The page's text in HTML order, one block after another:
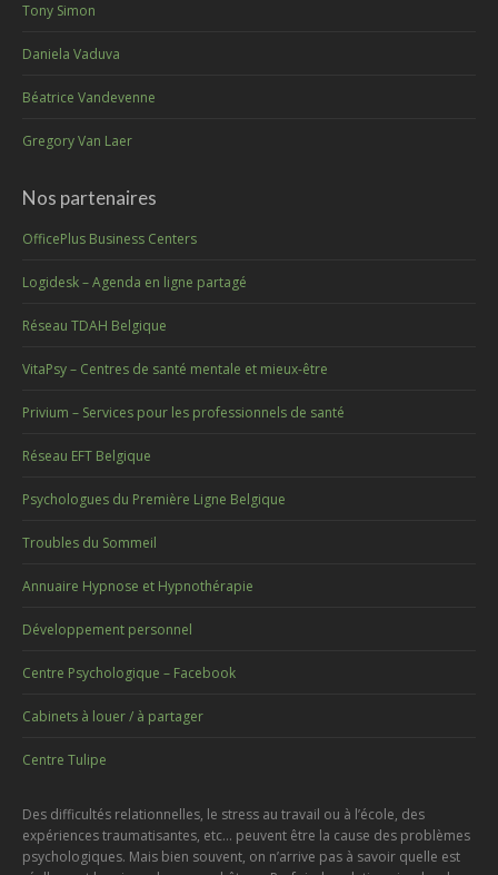
Tony Simon
Daniela Vaduva
Béatrice Vandevenne
Gregory Van Laer
Nos partenaires
OfficePlus Business Centers
Logidesk – Agenda en ligne partagé
Réseau TDAH Belgique
VitaPsy – Centres de santé mentale et mieux-être
Privium – Services pour les professionnels de santé
Réseau EFT Belgique
Psychologues du Première Ligne Belgique
Troubles du Sommeil
Annuaire Hypnose et Hypnothérapie
Développement personnel
Centre Psychologique – Facebook
Cabinets à louer / à partager
Centre Tulipe
Des difficultés relationnelles, le stress au travail ou à l’école, des
expériences traumatisantes, etc… peuvent être la cause des problèmes
psychologiques. Mais bien souvent, on n’arrive pas à savoir quelle est